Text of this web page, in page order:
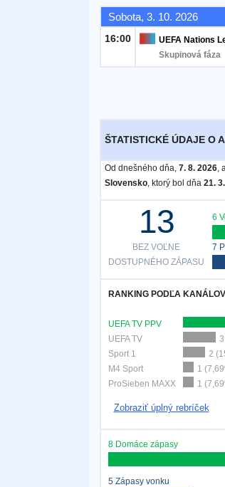
Sobota, 3. 10. 2026
16:00
UEFA Nations
Skupinová fáza
ŠTATISTICKÉ ÚDAJE O
Od dnešného dňa, 7. 8. 2026,
Slovensko, ktorý bol dňa 21.
13
BEZ VOĽNE
DOSTUPNÉHO ZÁPASU
6
7
RANKING PODĽA KANÁLOV
UEFA TV PPV
UEFA TV
Sport 1
2
M4 Sport
1
ProSieben MAXX
1
Zobraziť úplný rebríček
8 Domáce zápasy
5 Zápasy vonku